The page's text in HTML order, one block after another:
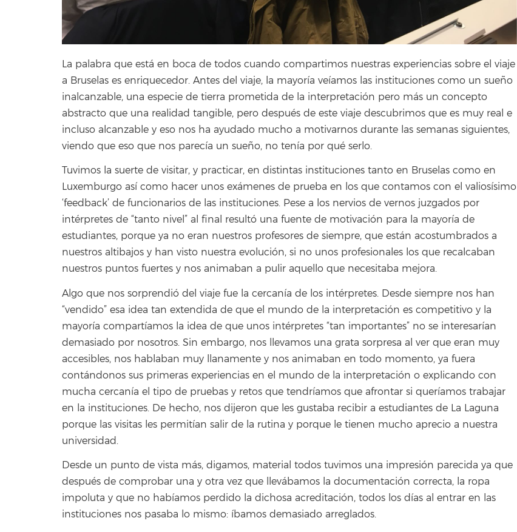
La palabra que está en boca de todos cuando compartimos nuestras experiencias sobre el viaje
a Bruselas es enriquecedor. Antes del viaje, la mayoría veíamos las instituciones como un sueño
inalcanzable, una especie de tierra prometida de la interpretación pero más un concepto
abstracto que una realidad tangible, pero después de este viaje descubrimos que es muy real e
incluso alcanzable y eso nos ha ayudado mucho a motivarnos durante las semanas siguientes,
viendo que eso que nos parecía un sueño, no tenía por qué serlo.
Tuvimos la suerte de visitar, y practicar, en distintas instituciones tanto en Bruselas como en
Luxemburgo así como hacer unos exámenes de prueba en los que contamos con el valiosísimo
‘feedback’ de funcionarios de las instituciones. Pese a los nervios de vernos juzgados por
intérpretes de “tanto nivel” al final resultó una fuente de motivación para la mayoría de
estudiantes, porque ya no eran nuestros profesores de siempre, que están acostumbrados a
nuestros altibajos y han visto nuestra evolución, si no unos profesionales los que recalcaban
nuestros puntos fuertes y nos animaban a pulir aquello que necesitaba mejora.
Algo que nos sorprendió del viaje fue la cercanía de los intérpretes. Desde siempre nos han
“vendido” esa idea tan extendida de que el mundo de la interpretación es competitivo y la
mayoría compartíamos la idea de que unos intérpretes “tan importantes” no se interesarían
demasiado por nosotros. Sin embargo, nos llevamos una grata sorpresa al ver que eran muy
accesibles, nos hablaban muy llanamente y nos animaban en todo momento, ya fuera
contándonos sus primeras experiencias en el mundo de la interpretación o explicando con
mucha cercanía el tipo de pruebas y retos que tendríamos que afrontar si queríamos trabajar
en la instituciones. De hecho, nos dijeron que les gustaba recibir a estudiantes de La Laguna
porque las visitas les permitían salir de la rutina y porque le tienen mucho aprecio a nuestra
universidad.
Desde un punto de vista más, digamos, material todos tuvimos una impresión parecida ya que
después de comprobar una y otra vez que llevábamos la documentación correcta, la ropa
impoluta y que no habíamos perdido la dichosa acreditación, todos los días al entrar en las
instituciones nos pasaba lo mismo: íbamos demasiado arreglados.